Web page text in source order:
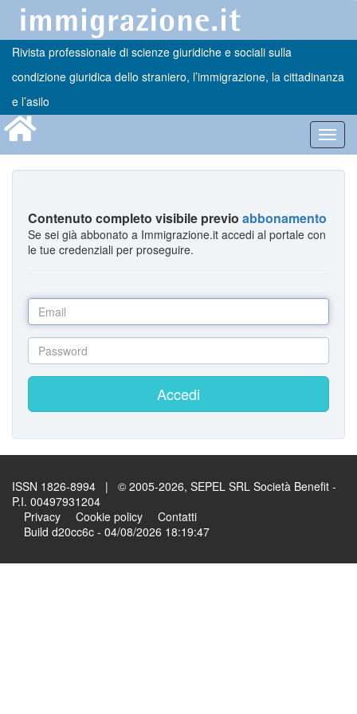
Rivista professionale di scienze giuridiche e sociali sulla
condizione giuridica dello straniero, l’immigrazione, la cittadinanza
e l’asilo
Contenuto completo visibile previo abbonamento
Se sei già abbonato a Immigrazione.it accedi al portale con
le tue credenziali per proseguire.
Accedi
ISSN 1826-8994 | © 2005-2026, SEPEL SRL Società Benefit -
P.I. 00497931204
Privacy
Cookie policy
Contatti
Build d20cc6c - 04/08/2026 18:19:47